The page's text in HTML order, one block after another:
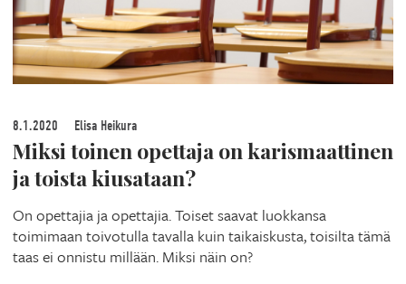
8.1.2020 Elisa Heikura
Miksi toinen opettaja on karismaattinen
ja toista kiusataan?
On opettajia ja opettajia. Toiset saavat luokkansa
toimimaan toivotulla tavalla kuin taikaiskusta, toisilta tämä
taas ei onnistu millään. Miksi näin on?